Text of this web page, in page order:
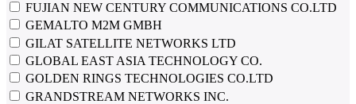
FUJIAN NEW CENTURY COMMUNICATIONS CO.LTD
GEMALTO M2M GMBH
GILAT SATELLITE NETWORKS LTD
GLOBAL EAST ASIA TECHNOLOGY CO.
GOLDEN RINGS TECHNOLOGIES CO.LTD
GRANDSTREAM NETWORKS INC.